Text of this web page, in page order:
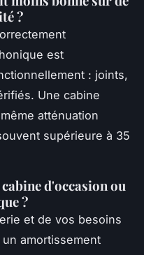
?
est
: joints,
Une cabine
atténuation
supérieure à 35
d'occasion ou
?
et de vos besoins
un amortissement